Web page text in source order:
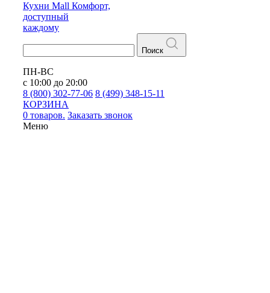
Кухни Mall Комфорт,
доступный
каждому
Поиск
ПН-ВС
с 10:00 до 20:00
8 (800) 302-77-06 8 (499) 348-15-11
КОРЗИНА
0 товаров. Заказать звонок
Меню